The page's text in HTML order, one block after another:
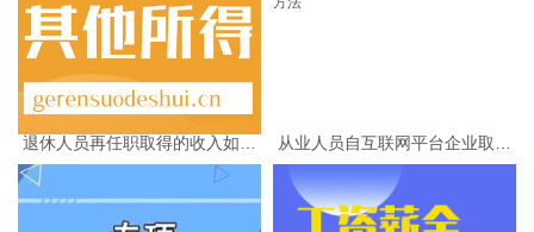
退休人员再任职取得的收入如何
缴纳个人所得税
从业人员自互联网平台企业取得
劳务报酬所得的个人所得税预扣
预缴计算方法